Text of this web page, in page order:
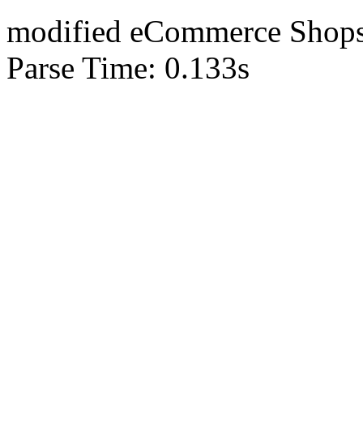
modified eCommerce
Parse Time: 0.133s